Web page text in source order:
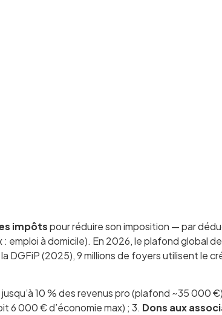
impôtspour réduire son imposition — par
emploi à domicile). En 2026, le plafond global
DGFiP (2025), 9 millions de foyers utilisent le
10 % des revenus pro (plafond ~35 000
6 000 € d’économie max) ; 3. Dons aux